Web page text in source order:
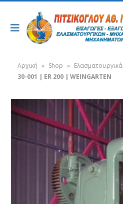
Αρχική » Shop » Ελασματουργικά
30-001 | ER 200 | WEINGARTEN